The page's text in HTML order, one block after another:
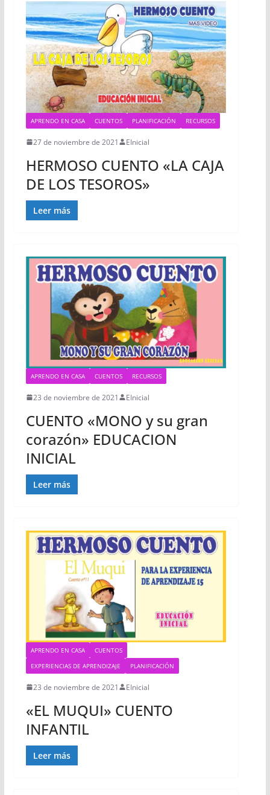
APRENDO EN CASA CUENTOS PLANIFICACIÓN RECURSOS
27 de noviembre de 2021 EInicial
HERMOSO CUENTO «LA CAJA
DE LOS TESOROS»
Leer más
APRENDO EN CASA CUENTOS RECURSOS
23 de noviembre de 2021 EInicial
CUENTO «MONO y su gran
corazón» EDUCACION
INICIAL
Leer más
APRENDO EN CASA
CUENTOS
EXPERIENCIAS DE APRENDIZAJE
PLANIFICACIÓN
23 de noviembre de 2021 EInicial
«EL MUQUI» CUENTO
INFANTIL
Leer más